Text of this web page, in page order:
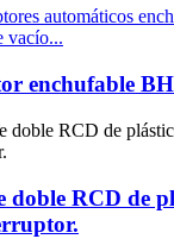
enchufable
doble RCD de